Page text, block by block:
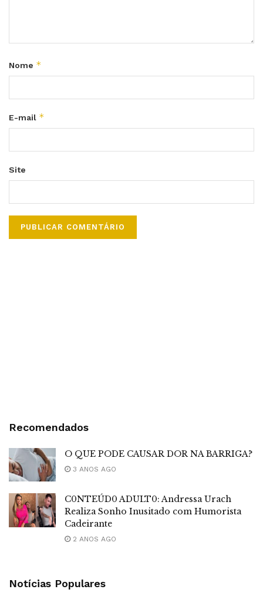
Nome *
E-mail *
Site
Recomendados
O QUE PODE CAUSAR DOR NA BARRIGA?
3 ANOS AGO
C0NTEÚD0 ADULT0: Andressa Urach
Realiza Sonho Inusitado com Humorista
Cadeirante
2 ANOS AGO
Notícias Populares